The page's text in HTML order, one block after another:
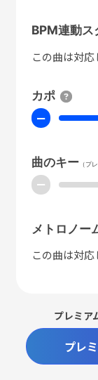
BPM連動ス
この曲は対
カポ
ー
曲のキー（プ
ー
メトロノー
この曲は対
プレミア
プレ